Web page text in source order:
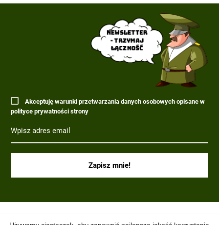
Akceptuję warunki przetwarzania danych osobowych opisane w
polityce prywatności strony
Newsletter
- trzymaj
łączność